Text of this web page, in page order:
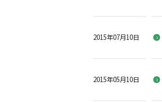
2015年07月10日
2015年05月10日